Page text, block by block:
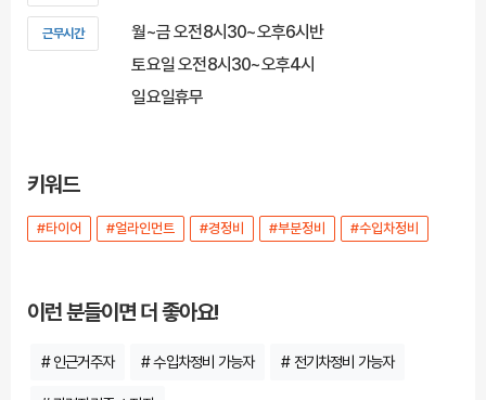
근무시간
월~금 오전8시30~오후6시반
토요일 오전8시30~오후4시
일요일휴무
키워드
#타이어 #얼라인먼트 #경정비 #부분정비 #수입차정비
이런 분들이면 더 좋아요!
# 인근거주자 # 수입차정비 가능자 # 전기차정비 가능자